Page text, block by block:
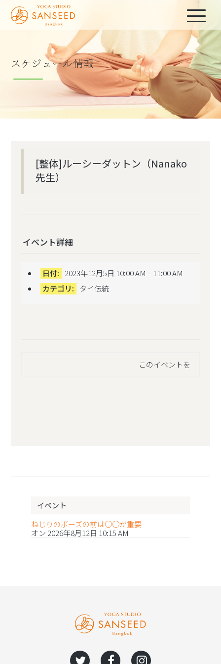
スケジュール情報
[整体]ルーシーダットン（Nanako
先生）
イベント詳細
日付: 2023年12月5日 10:00 AM – 11:00 AM
カテゴリ:
タイ伝統
このイベントを
イベント
ねじりのポーズの前は〇〇が重要
オン 2026年8月12日 10:15 AM